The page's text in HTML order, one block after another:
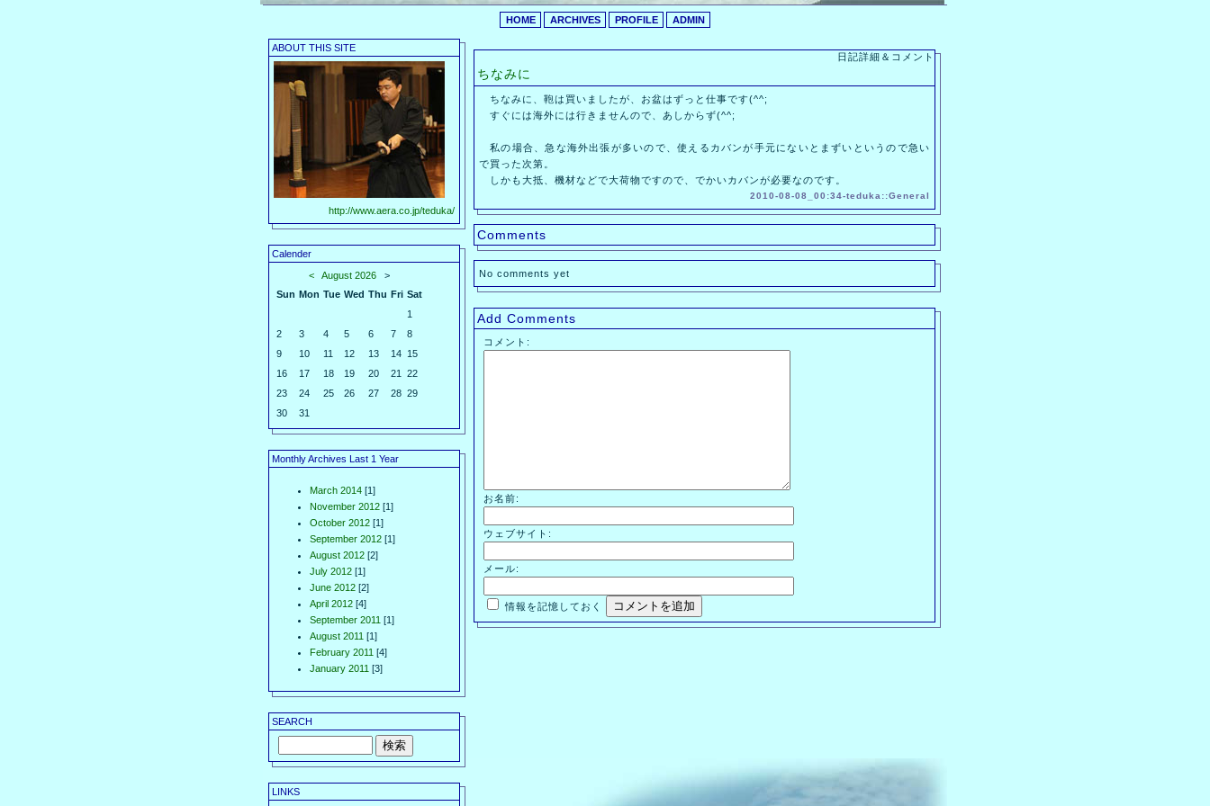
HOME ARCHIVES PROFILE ADMIN
ABOUT THIS SITE
http://www.aera.co.jp/teduka/
Calender
<
August 2026 >
Sun Mon Tue Wed Thu Fri Sat
1
2
3 4 5 6 7
8
9
10 11 12 13 14 15
16
17 18 19 20 21
22
23
24 25 26 27 28 29
30
31
Monthly Archives Last 1 Year
March 2014 [1]
November 2012 [1]
October 2012 [1]
September 2012 [1]
August 2012 [2]
July 2012 [1]
June 2012 [2]
April 2012 [4]
September 2011 [1]
August 2011 [1]
February 2011 [4]
January 2011 [3]
SEARCH
LINKS
日記詳細＆コメント
ちなみに
ちなみに、鞄は買いましたが、お盆はずっと仕事です(^^;
すぐには海外には行きませんので、あしからず(^^;
私の場合、急な海外出張が多いので、使えるカバンが手元にないとまずいというので急い
で買った次第。
しかも大抵、機材などで大荷物ですので、でかいカバンが必要なのです。
2010-08-08_00:34-teduka ::General
Comments
No comments yet
Add Comments
コメント:
お名前:
ウェブサイト:
メール:
情報を記憶しておく